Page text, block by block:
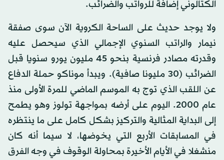
الكتالوني إضافة للرواتب والضرائب.
ولا يوجد حديث على الساحة الكروية الآن سوى صفقة
نيمار والراتب السنوي الإجمالي الذي سيحصل عليه
وقدرته مصادر فرنسية بنحو 45 مليون يورو سنويا قبل
الضرائب (30 مليونا صافية). ويبدأ موناكو حملة الدفاع
عن اللقب الذي توج به الموسم الماضي للمرة الأولى منذ
عام 2000. اليوم على أرضه بمواجهة تولوز وهو يطمح
إلى البداية المثالية والتركيز بشكل كامل على ما ينتظره
في المسابقات الأربع التي يخوضها، لا سيما أنه كان
منشغلا في الأيام الأخيرة بمحاولة الوقوف في وجه الفرق